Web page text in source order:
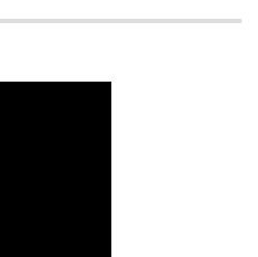
बाहर होने की खबर नेफिंगर